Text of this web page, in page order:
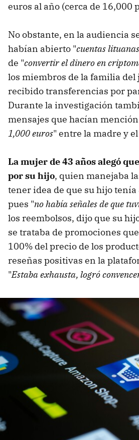
euros al año (cerca de 16,000
No obstante, en la audiencia
habían abierto "cuentas lituanas
de "convertir el dinero en
los miembros de la familia del
recibido transferencias por
Durante la investigación
mensajes que hacían mención
1,000 euros" entre la madre y
La mujer de 43 años alegó
por su hijo, quien manejaba
tener idea de que su hijo
pues "no había señales de que
los reembolsos, dijo que su
se trataba de promociones
100% del precio de los
reseñas positivas en la
"Estaba exhausta, logró